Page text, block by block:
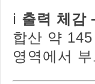
ℹ️ 출력 체감
합산 약
영역에서